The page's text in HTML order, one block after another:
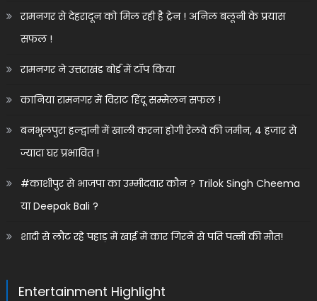
रामनगर से देहरादून को मिल रही है ट्रेन ! अनिल बलूनी के प्रयास
सफल !
रामनगर ने उत्तराखंड बोर्ड में टॉप किया
कानिया रामनगर में विराट हिंदू सम्मेलन सफल !
बनभूलपुरा हल्द्वानी में खाली करना होगी रेलवे की जमीन, 4 हजार से
ज्यादा घर प्रभावित !
#काशीपुर से भाजपा का उम्मीदवार कौन ? Trilok Singh Cheema
या Deepak Bali ?
शादी से लौट रहे पहाड़ में खाई में कार गिरने से पति पत्नी की मौत!
Entertainment Highlight